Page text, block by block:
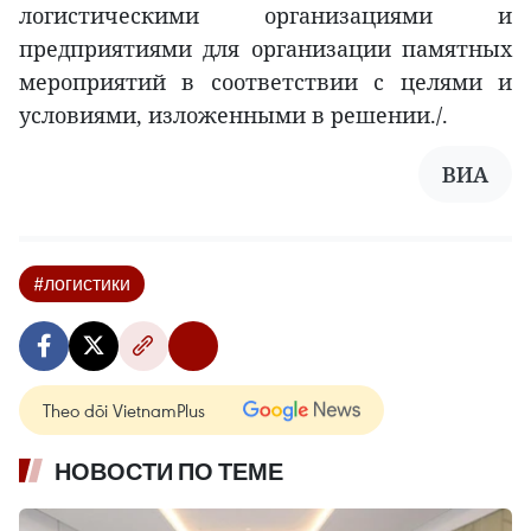
логистическими организациями и
предприятиями для организации памятных
мероприятий в соответствии с целями и
условиями, изложенными в решении./.
ВИА
#логистики
Theo dõi VietnamPlus
НОВОСТИ ПО ТЕМЕ